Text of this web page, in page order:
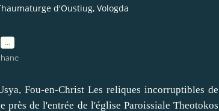
d'Oustiug, Vologda
Fou-en-Christ Les reliques incorruptibles de
de l'entrée de l'église Paroissiale Theotokos